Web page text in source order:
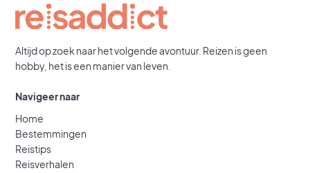
Altijd op zoek naar het volgende avontuur. Reizen is geen
hobby, het is een manier van leven.
Navigeer naar
Home
Bestemmingen
Reistips
Reisverhalen